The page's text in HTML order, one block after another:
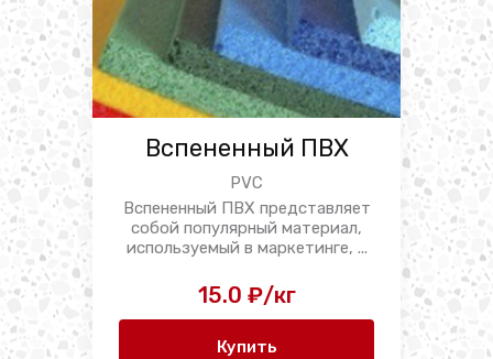
Вспененный ПВХ
PVC
Вспененный ПВХ представляет
собой популярный материал,
используемый в маркетинге, ...
15.0 ₽/кг
Купить